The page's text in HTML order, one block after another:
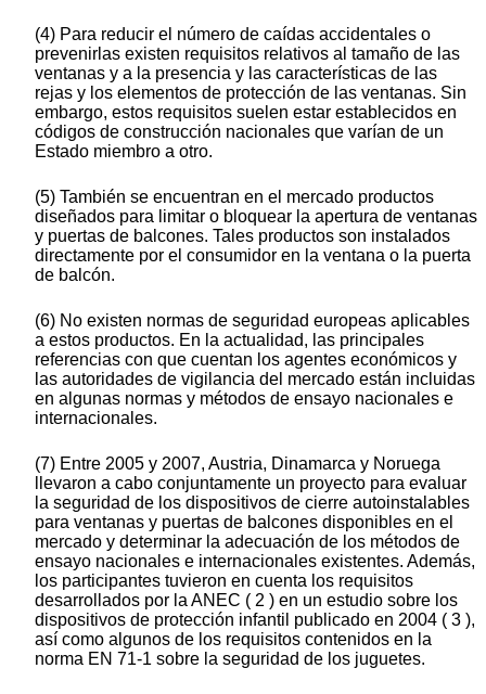
(4) Para reducir el número de caídas accidentales o
prevenirlas existen requisitos relativos al tamaño de las
ventanas y a la presencia y las características de las
rejas y los elementos de protección de las ventanas. Sin
embargo, estos requisitos suelen estar establecidos en
códigos de construcción nacionales que varían de un
Estado miembro a otro.
(5) También se encuentran en el mercado productos
diseñados para limitar o bloquear la apertura de ventanas
y puertas de balcones. Tales productos son instalados
directamente por el consumidor en la ventana o la puerta
de balcón.
(6) No existen normas de seguridad europeas aplicables
a estos productos. En la actualidad, las principales
referencias con que cuentan los agentes económicos y
las autoridades de vigilancia del mercado están incluidas
en algunas normas y métodos de ensayo nacionales e
internacionales.
(7) Entre 2005 y 2007, Austria, Dinamarca y Noruega
llevaron a cabo conjuntamente un proyecto para evaluar
la seguridad de los dispositivos de cierre autoinstalables
para ventanas y puertas de balcones disponibles en el
mercado y determinar la adecuación de los métodos de
ensayo nacionales e internacionales existentes. Además,
los participantes tuvieron en cuenta los requisitos
desarrollados por la ANEC ( 2 ) en un estudio sobre los
dispositivos de protección infantil publicado en 2004 ( 3 ),
así como algunos de los requisitos contenidos en la
norma EN 71-1 sobre la seguridad de los juguetes.